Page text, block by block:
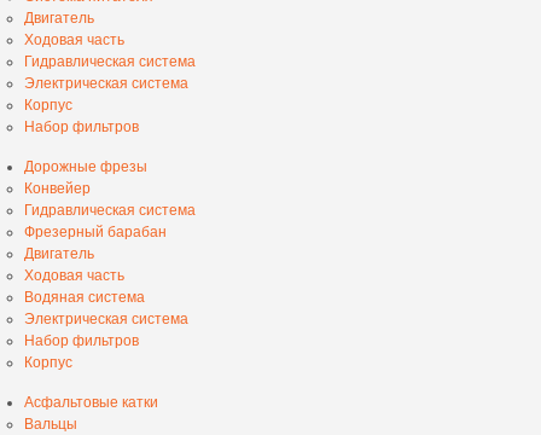
Двигатель
Ходовая часть
Гидравлическая система
Электрическая система
Корпус
Набор фильтров
Дорожные фрезы
Конвейер
Гидравлическая система
Фрезерный барабан
Двигатель
Ходовая часть
Водяная система
Электрическая система
Набор фильтров
Корпус
Асфальтовые катки
Вальцы